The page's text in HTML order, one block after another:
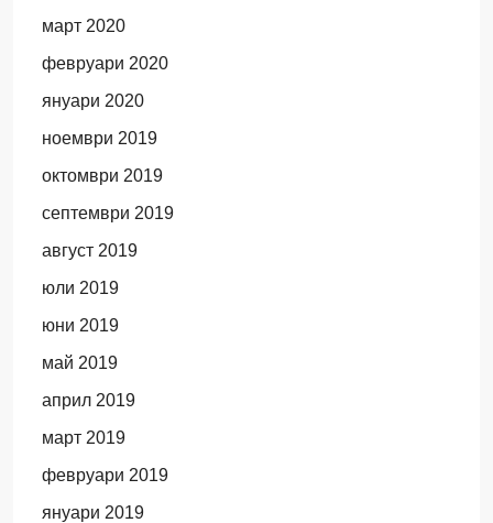
март 2020
февруари 2020
януари 2020
ноември 2019
октомври 2019
септември 2019
август 2019
юли 2019
юни 2019
май 2019
април 2019
март 2019
февруари 2019
януари 2019